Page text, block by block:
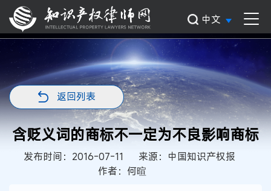
中文
返回列表
含贬义词的商标不一定为不良影响商标
发布时间：2016-07-11
来源：中国知识产权报
作者：何暄